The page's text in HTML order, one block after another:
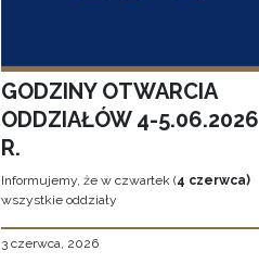
GODZINY OTWARCIA
ODDZIAŁÓW 4-5.06.2026
R.
Informujemy, że w czwartek (4 czerwca)
wszystkie oddziały
3 czerwca, 2026